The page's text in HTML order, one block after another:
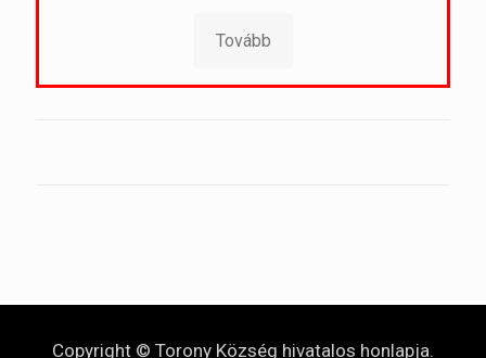
Tovább
Copyright © Torony Község hivatalos honlapja.